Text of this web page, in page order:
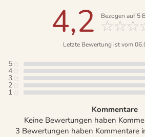
4,2 Bezogen auf 5
Letzte Bewertung ist vom
5
4
3
2
1
Kommentare
Keine Bewertungen haben
3 Bewertungen haben Kommentare